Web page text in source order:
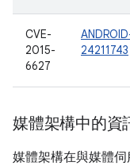
CVE-
2015-
6627
24211743
媒體架構中的資
媒體架構在與媒體